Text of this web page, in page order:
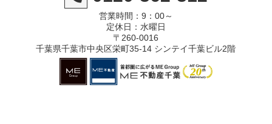
営業時間：9：00～
定休日：水曜日
〒260-0016
千葉県千葉市中央区栄町35-14 シンテイ千葉ビル2階